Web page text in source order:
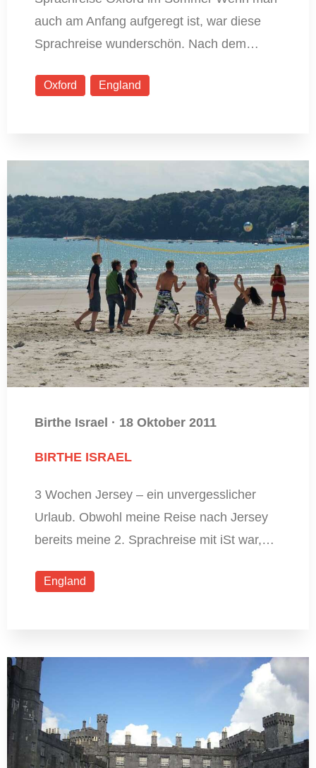
auch am Anfang aufgeregt ist, war diese
Sprachreise wunderschön. Nach dem…
Oxford England
Birthe Israel · 18 Oktober 2011
BIRTHE ISRAEL
3 Wochen Jersey – ein unvergesslicher
Urlaub. Obwohl meine Reise nach Jersey
bereits meine 2. Sprachreise mit iSt war,…
England